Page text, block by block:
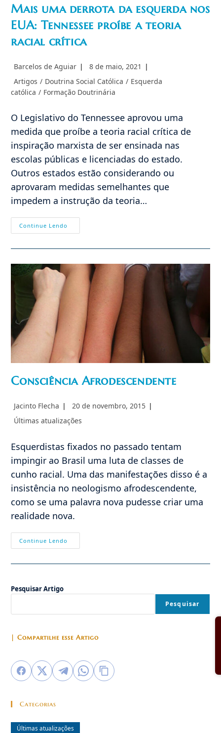
Mais uma derrota da esquerda nos
EUA: Tennessee proíbe a teoria
racial crítica
Autor
post:
Barcelos de Aguiar
Post
8 de maio, 2021
Categoria
do
Artigos / Doutrina Social Católica / Esquerda
católica / Formação Doutrinária
O Legislativo do Tennessee aprovou uma
medida que proíbe a teoria racial crítica de
inspiração marxista de ser ensinada nas
escolas públicas e licenciadas do estado.
Outros estados estão considerando ou
aprovaram medidas semelhantes que
impedem a instrução da teoria…
Continue Lendo
Uma
EUA:
Tennessee
Proíbe
Teoria
Racial
Crítica
Consciência Afrodescendente
Autor
do
post:
Jacinto Flecha
Post
20 de novembro, 2015
Categoria
Últimas atualizações
Esquerdistas fixados no passado tentam
impingir ao Brasil uma luta de classes de
cunho racial. Uma das manifestações disso é a
insistência no neologismo afrodescendente,
como se uma palavra nova pudesse criar uma
realidade nova.
Continue Lendo
Afrodescendente
Pesquisar Artigo
Pesquisar
| Compartilhe esse Artigo
Categorias
Últimas atualizações